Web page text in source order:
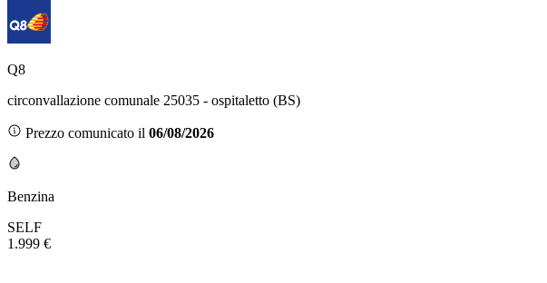
Q8
circonvallazione comunale 25035 - ospitaletto (BS)
Prezzo comunicato il 06/08/2026
Benzina
SELF
1.999 €